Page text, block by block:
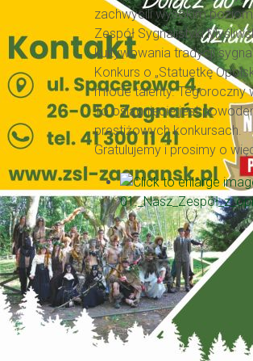
zachwycili wysokim
Zespół Sygnalistyki
kultywowania tradycji
Konkurs o „Statuetkę
młode talenty. Tegoroczny
To osiągnięcie jest
prestiżowych konkursach.
Gratulujemy i prosimy o